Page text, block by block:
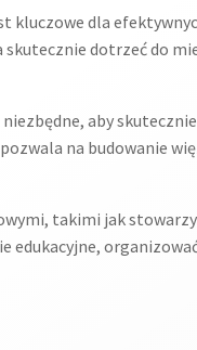
kluczowe dla
dotrzeć do
aby
na budowanie
takimi jak
edukacyjne,